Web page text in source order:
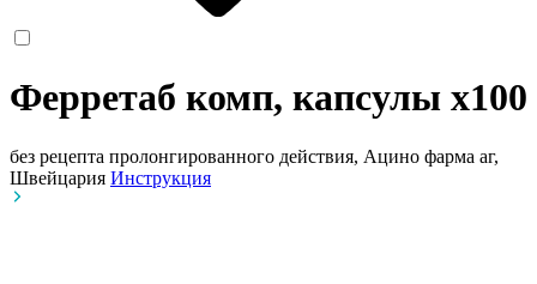
Ферретаб комп, капсулы x100
без рецепта пролонгированного действия, Ацино фарма аг,
Швейцария Инструкция